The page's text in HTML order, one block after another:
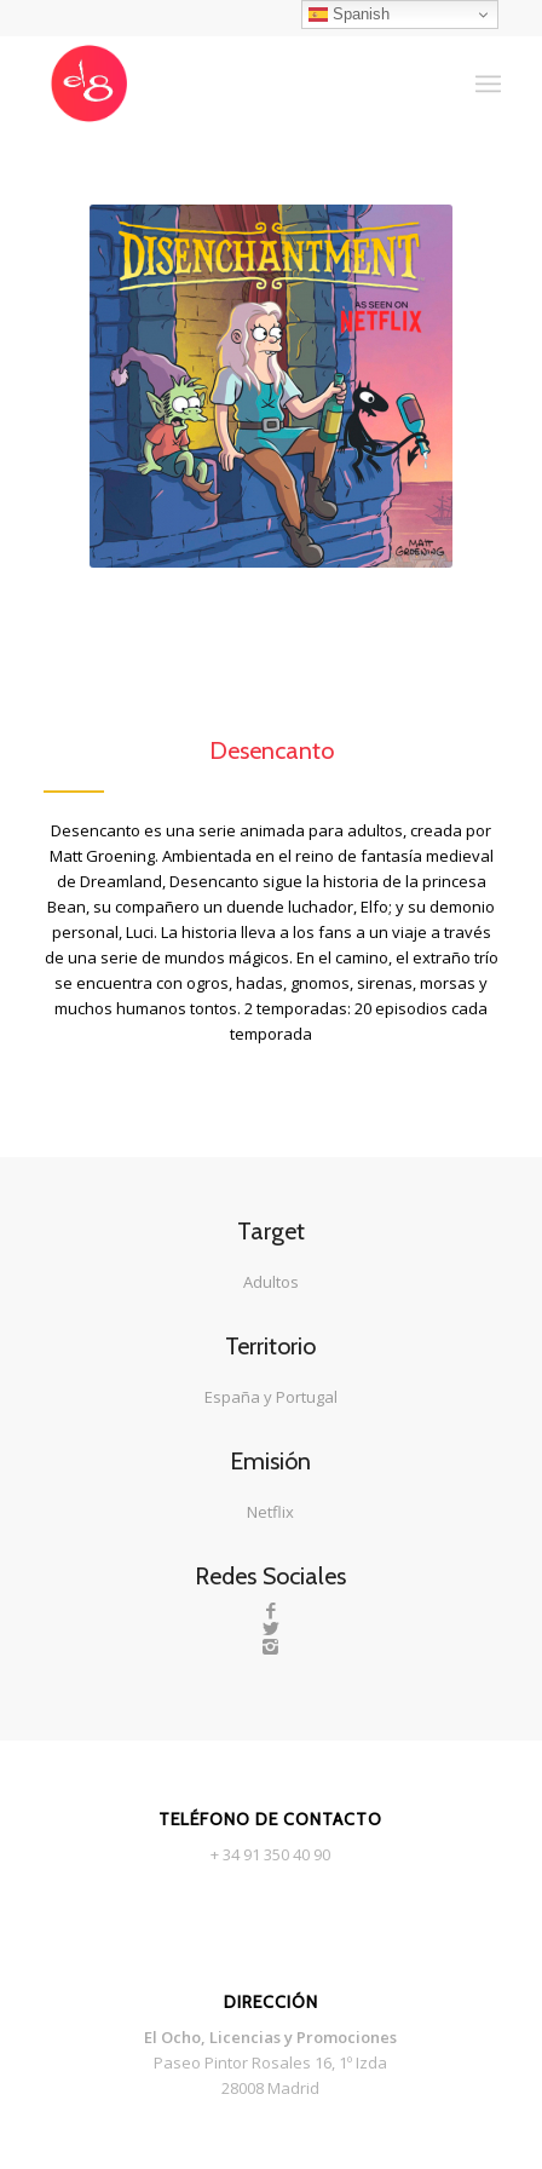
Desencanto
Desencanto es una serie animada para adultos, creada por
Matt Groening. Ambientada en el reino de fantasía medieval
de Dreamland, Desencanto sigue la historia de la princesa
Bean, su compañero un duende luchador, Elfo; y su demonio
personal, Luci. La historia lleva a los fans a un viaje a través
de una serie de mundos mágicos. En el camino, el extraño trío
se encuentra con ogros, hadas, gnomos, sirenas, morsas y
muchos humanos tontos. 2 temporadas: 20 episodios cada
temporada
Target
Adultos
Territorio
España y Portugal
Emisión
Netflix
Redes Sociales
TELÉFONO DE CONTACTO
+ 34 91 350 40 90
DIRECCIÓN
El Ocho, Licencias y Promociones
Paseo Pintor Rosales 16, 1º Izda
28008 Madrid
Spanish